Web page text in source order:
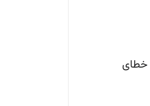
بیشتر شود (معمولاً بالای ۲۰۰ متر)، خطای